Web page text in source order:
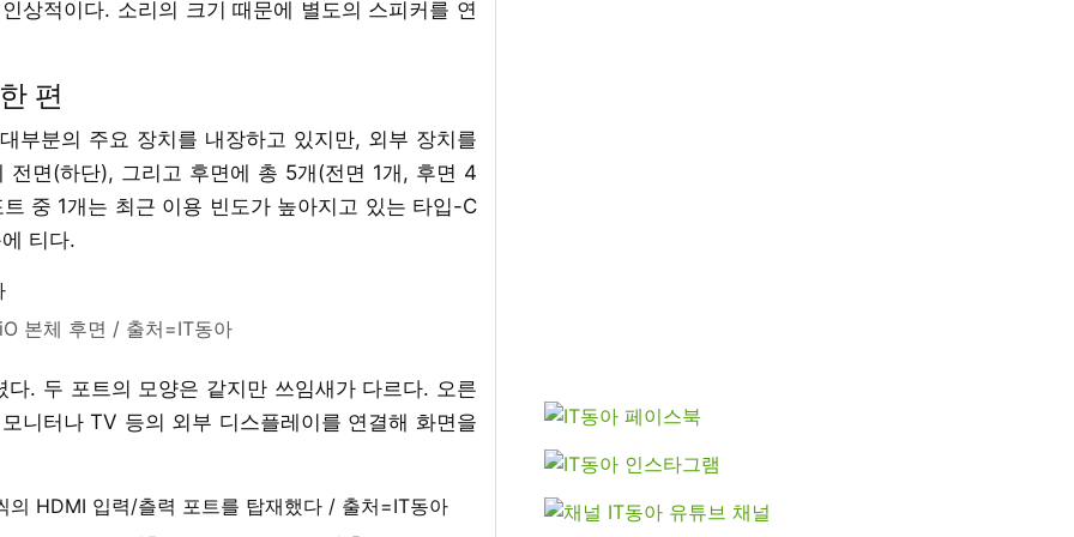
상적이다. 소리의 크기 때문에 별도의 스피커를 연
편
부분의 주요 장치를 내장하고 있지만, 외부 장치를
면(하단), 그리고 후면에 총 5개(전면 1개, 후면 4
중 1개는 최근 이용 빈도가 높아지고 있는 타입-C
티다.
본체 후면 / 출처=IT동아
. 두 포트의 모양은 같지만 쓰임새가 다르다. 오른
니터나 TV 등의 외부 디스플레이를 연결해 화면을